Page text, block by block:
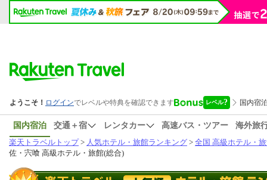
国内宿泊 交通＋宿 レンタカー 高速バス・ツアー
海外旅
楽天トラベルトップ> 人気ホテル・旅館ランキング > 全国 高級ホテル・
佐・宍喰 高級ホテル・旅館(総合)